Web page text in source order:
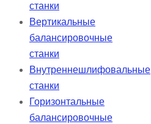
станки
Вертикальные
балансировочные
станки
Внутреннешлифовальные
станки
Горизонтальные
балансировочные